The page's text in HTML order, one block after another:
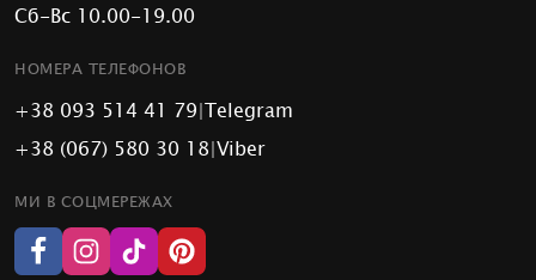
Сб-Вс 10.00-19.00
НОМЕРА ТЕЛЕФОНОВ
+38 093 514 41 79|Telegram
+38 (067) 580 30 18|Viber
МИ В СОЦМЕРЕЖАХ